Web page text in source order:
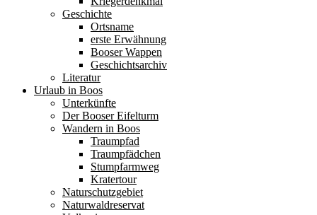
Geschichte
Ortsname
erste Erwähnung
Booser Wappen
Geschichtsarchiv
Literatur
Urlaub in Boos
Unterkünfte
Der Booser Eifelturm
Wandern in Boos
Traumpfad
Traumpfädchen
Stumpfarmweg
Kratertour
Naturschutzgebiet
Naturwaldreservat